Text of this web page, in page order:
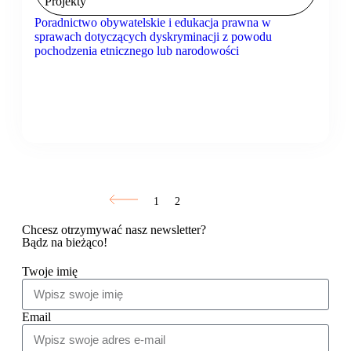
Poradnictwo obywatelskie i edukacja prawna w
sprawach dotyczących dyskryminacji z powodu
pochodzenia etnicznego lub narodowości
1 2
Chcesz otrzymywać nasz newsletter?
Bądz na bieżąco!
Twoje imię
Email